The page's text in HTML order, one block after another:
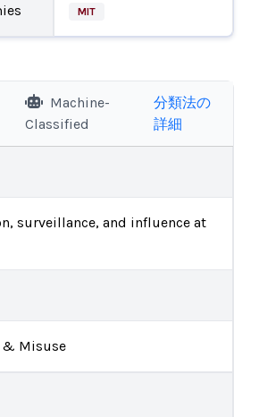
MIT
Machine-
Classified
分類法の
詳細
surveillance, and influence at
& Misuse